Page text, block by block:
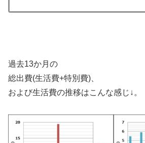
過去13か月の
総出費(生活費+特別費)、
および生活費の推移はこんな感じ↓。